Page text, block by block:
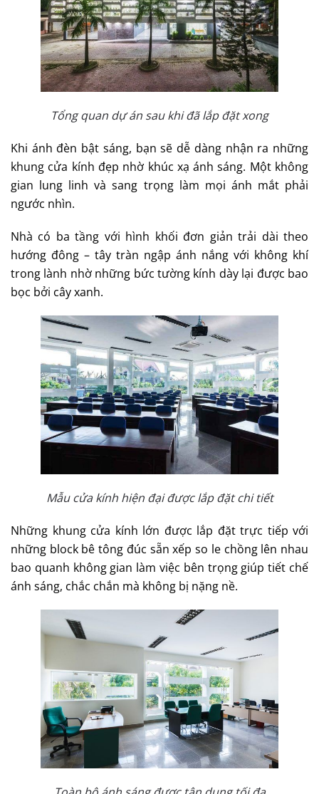
Tổng quan dự án sau khi đã lắp đặt xong
Khi ánh đèn bật sáng, bạn sẽ dễ dàng nhận ra những
khung cửa kính đẹp nhờ khúc xạ ánh sáng. Một không
gian lung linh và sang trọng làm mọi ánh mắt phải
ngước nhìn.
Nhà có ba tầng với hình khối đơn giản trải dài theo
hướng đông – tây tràn ngập ánh nắng với không khí
trong lành nhờ những bức tường kính dày lại được bao
bọc bởi cây xanh.
Mẫu cửa kính hiện đại được lắp đặt chi tiết
Những khung cửa kính lớn được lắp đặt trực tiếp với
những block bê tông đúc sẵn xếp so le chồng lên nhau
bao quanh không gian làm việc bên trọng giúp tiết chế
ánh sáng, chắc chắn mà không bị nặng nề.